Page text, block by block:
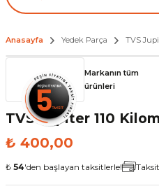
Anasayfa Yedek Parça TVS
Markanın tüm
ürünleri
TVS Jupiter 110
₺ 400,00
₺ 54'den başlayan taksitlerle!